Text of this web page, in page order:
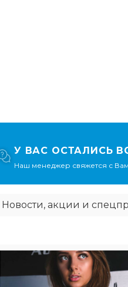
У ВАС ОСТАЛИСЬ
Наш менеджер свяжется с
Новости, акции и